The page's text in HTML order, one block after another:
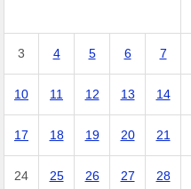
3 4 5 6 7
10 11 12 13 14
17 18 19 20 21
24 25 26 27 28